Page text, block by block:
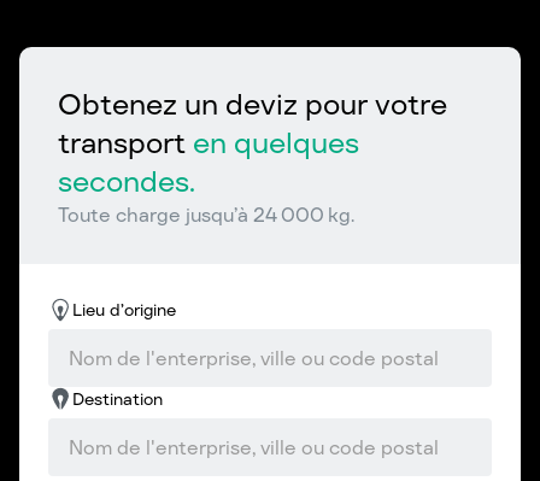
Obtenez un deviz pour votre
transport en quelques
secondes.
Toute charge jusqu’à 24 000 kg.
Lieu d’origine
Destination